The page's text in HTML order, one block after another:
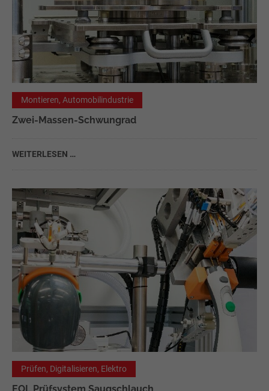
Montieren, Automobilindustrie
Zwei-Massen-Schwungrad
WEITERLESEN …
Prüfen, Digitalisieren, Elektro